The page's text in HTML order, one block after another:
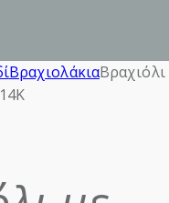
ΒραχιολάκιαΒραχιόλι